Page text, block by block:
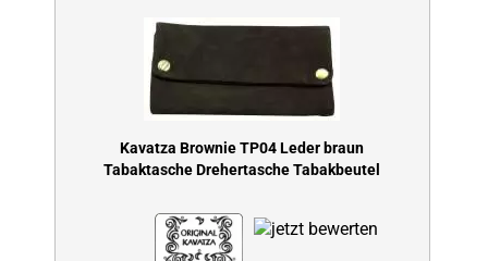
Kavatza Brownie TP04 Leder braun
Tabaktasche Drehertasche Tabakbeutel